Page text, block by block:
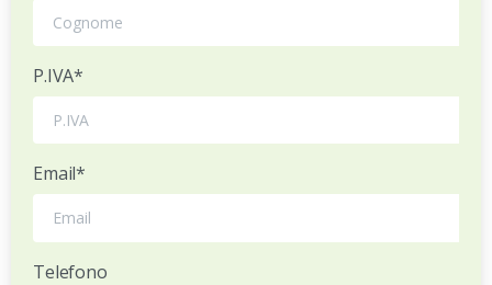
P.IVA*
Email*
Telefono